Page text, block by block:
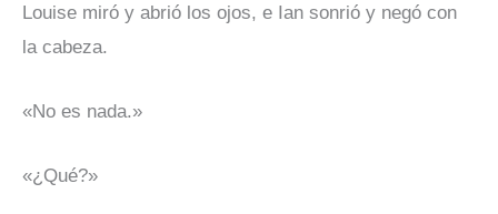
Louise miró y abrió los ojos, e Ian sonrió y negó con
la cabeza.
«No es nada.»
«¿Qué?»